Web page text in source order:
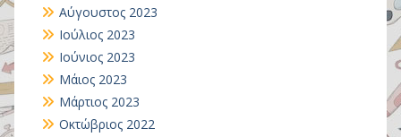
Αύγουστος 2023
Ιούλιος 2023
Ιούνιος 2023
Μάιος 2023
Μάρτιος 2023
Οκτώβριος 2022